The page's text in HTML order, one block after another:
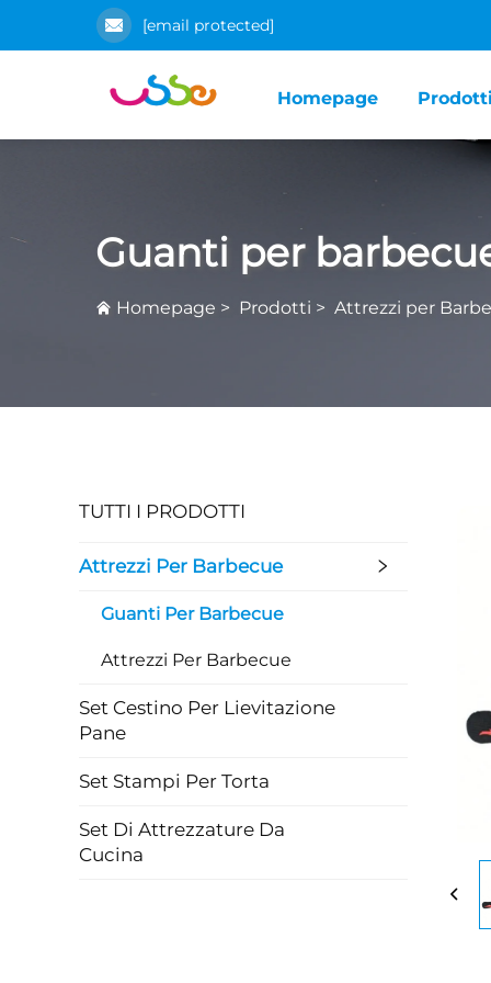
[email protected]
Homepage
Guanti per
Homepage > Prodotti > Attrezzi per
TUTTI I PRODOTTI
Attrezzi Per Barbecue
Guanti Per Barbecue
Attrezzi Per Barbecue
Set Cestino Per Lievitazione
Pane
Set Stampi Per Torta
Set Di Attrezzature Da
Cucina